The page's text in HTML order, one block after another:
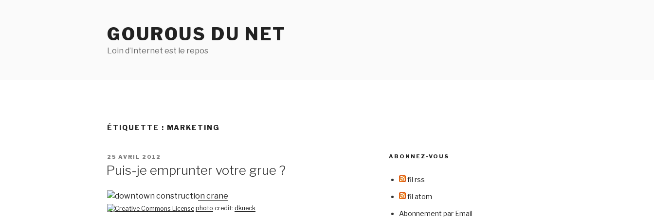
GOUROUS DU NET
Loin d’Internet est le repos
ÉTIQUETTE : MARKETING
PUBLIÉ
25 AVRIL 2012
Puis-je emprunter votre grue ?
photo credit: dkueck
ABONNEZ-VOUS
fil rss
fil atom
Abonnement par Email